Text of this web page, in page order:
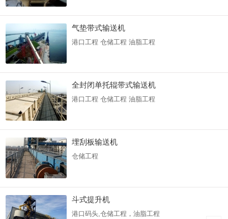
气垫带式输送机
港口工程 仓储工程 油脂工程
全封闭单托辊带式输送机
港口工程 仓储工程 油脂工程
埋刮板输送机
仓储工程
斗式提升机
港口码头,仓储工程，油脂工程